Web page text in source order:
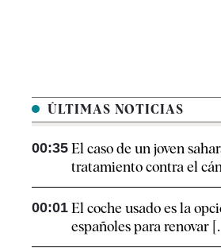
ÚLTIMAS NOTICIAS
00:35 El caso de un joven
tratamiento contra el
00:01 El coche usado es la
españoles para renovar